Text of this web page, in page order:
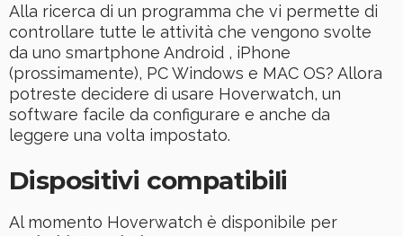
Alla ricerca di un programma che vi permette di
controllare tutte le attività che vengono svolte
da uno smartphone Android , iPhone
(prossimamente), PC Windows e MAC OS? Allora
potreste decidere di usare Hoverwatch, un
software facile da configurare e anche da
leggere una volta impostato.
Dispositivi compatibili
Al momento Hoverwatch è disponibile per